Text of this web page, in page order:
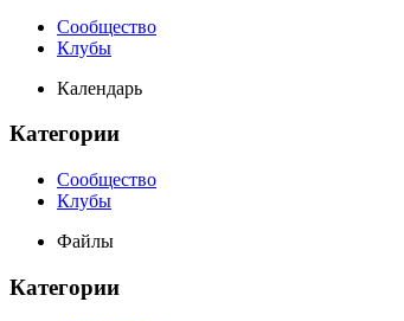
Сообщество
Клубы
Календарь
Категории
Сообщество
Клубы
Файлы
Категории